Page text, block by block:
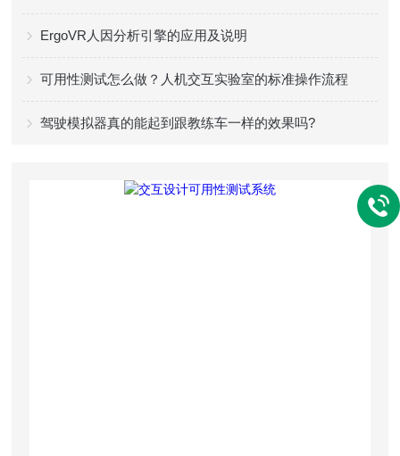
ErgoVR人因分析引擎的应用及说明
可用性测试怎么做？人机交互实验室的标准操作流程
驾驶模拟器真的能起到跟教练车一样的效果吗?